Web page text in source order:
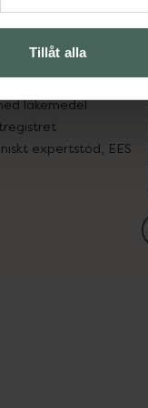
Tillåt alla
in gammal medicin
läkemedel
expertstöd, EES